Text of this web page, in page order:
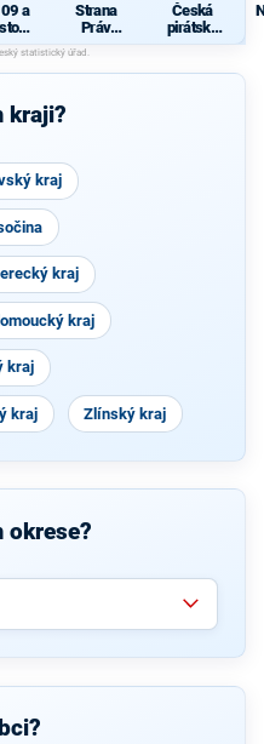
a
Strana
Práv
Občanů
ZEMANO
VCI
Česká
pirátská
strana
kraji?
kraj
kraj
kraj
kraj
kraj Zlínský kraj
okrese?